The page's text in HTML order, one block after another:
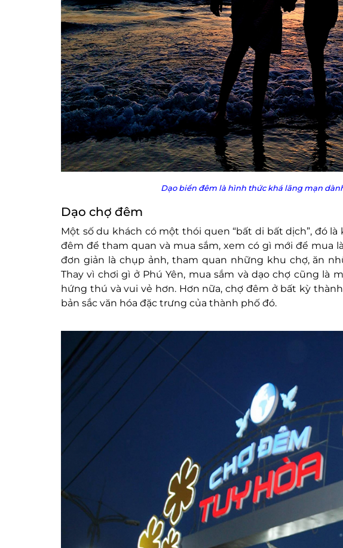
Dạo biển đêm là hình thức khá lãng mạn
Dạo chợ đêm
Một số du khách có một thói quen “bất di bất dịch”, đó
đêm để tham quan và mua sắm, xem có gì mới để mua
đơn giản là chụp ảnh, tham quan những khu chợ, ăn
Thay vì chơi gì ở Phú Yên, mua sắm và dạo chợ cũng là
hứng thú và vui vẻ hơn. Hơn nữa, chợ đêm ở bất kỳ
bản sắc văn hóa đặc trưng của thành phố đó.